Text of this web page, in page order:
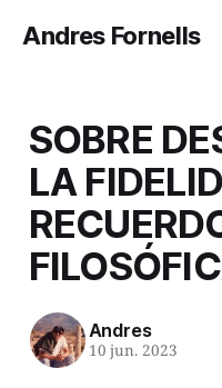
Andres Fornells
SOBRE
LA
Andres
10 jun. 2023